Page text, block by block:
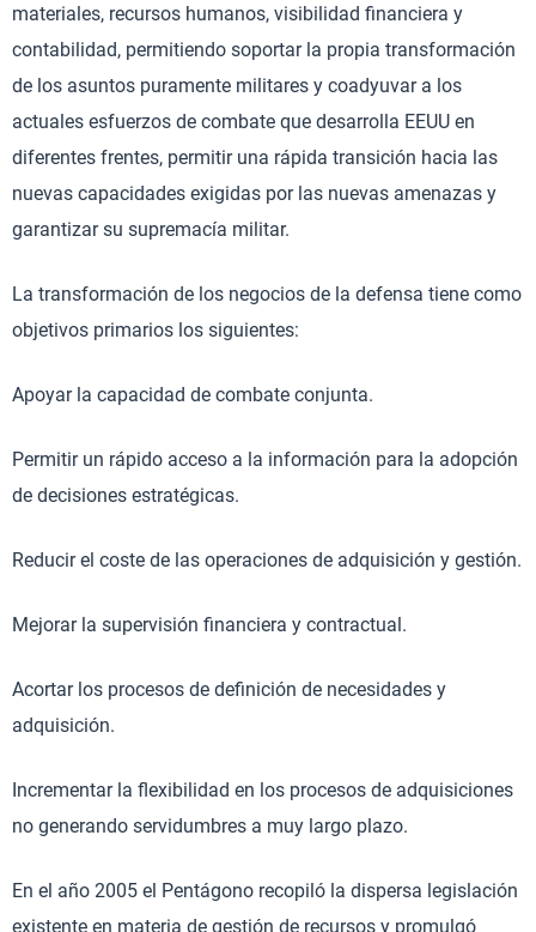
materiales, recursos humanos, visibilidad financiera y
contabilidad, permitiendo soportar la propia transformación
de los asuntos puramente militares y coadyuvar a los
actuales esfuerzos de combate que desarrolla EEUU en
diferentes frentes, permitir una rápida transición hacia las
nuevas capacidades exigidas por las nuevas amenazas y
garantizar su supremacía militar.
La transformación de los negocios de la defensa tiene como
objetivos primarios los siguientes:
Apoyar la capacidad de combate conjunta.
Permitir un rápido acceso a la información para la adopción
de decisiones estratégicas.
Reducir el coste de las operaciones de adquisición y gestión.
Mejorar la supervisión financiera y contractual.
Acortar los procesos de definición de necesidades y
adquisición.
Incrementar la flexibilidad en los procesos de adquisiciones
no generando servidumbres a muy largo plazo.
En el año 2005 el Pentágono recopiló la dispersa legislación
existente en materia de gestión de recursos y promulgó